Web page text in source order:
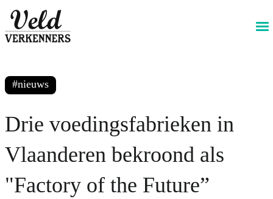
@livewireStyle
GA TERUG PRINT DEZE PAGINA
nieuws
Drie voedingsfabrieken in
Vlaanderen bekroond als
"Factory of the Future”